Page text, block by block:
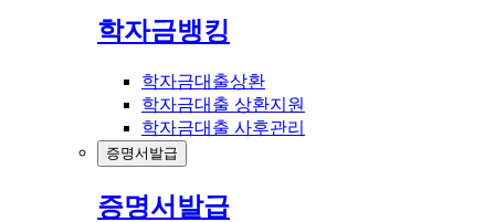
학자금뱅킹
학자금대출상환
학자금대출 상환지원
학자금대출 사후관리
증명서발급
증명서발급